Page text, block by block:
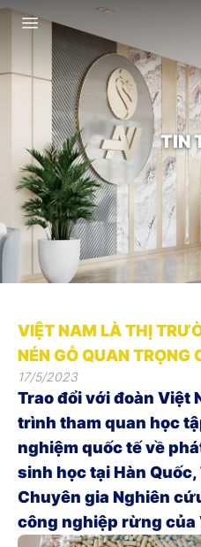
TIN
VIỆT NAM LÀ THỊ
NÉN GỖ QUAN TRỌNG
17/5/2023
Trao đổi với đoàn Việt
trình tham quan học
nghiệm quốc tế về
sinh học tại Hàn Quốc,
Chuyên gia Nghiên
công nghiệp rừng của